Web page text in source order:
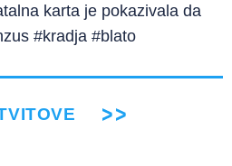
karta je pokazivala da
#kradja #blato